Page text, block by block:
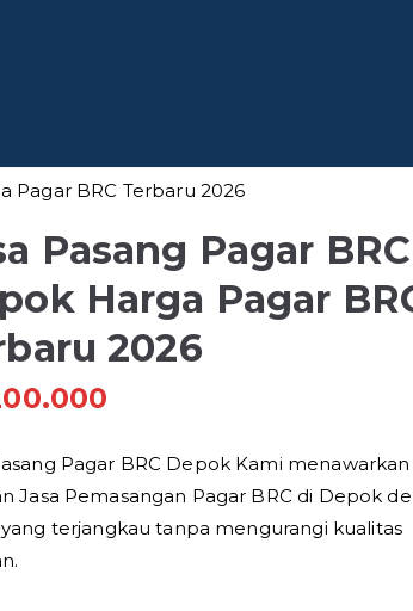
Pagar BRC Terbaru 2026
Pasang Pagar BRC
Harga Pagar
2026
Pagar BRC Depok Kami menawarkan
Jasa Pemasangan Pagar BRC di Depok
terjangkau tanpa mengurangi kualitas